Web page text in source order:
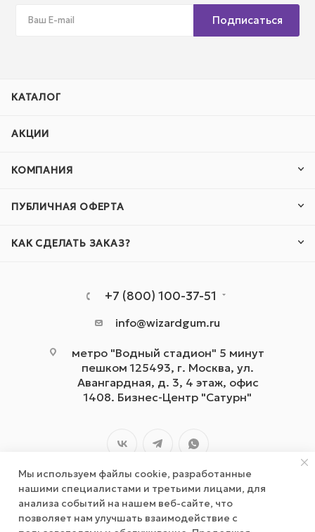
Подписаться
КАТАЛОГ
АКЦИИ
КОМПАНИЯ
ПУБЛИЧНАЯ ОФЕРТА
КАК СДЕЛАТЬ ЗАКАЗ?
+7 (800) 100-37-51
info@wizardgum.ru
метро "Водный стадион" 5 минут
пешком 125493, г. Москва, ул.
Авангардная, д. 3, 4 этаж, офис
1408. Бизнес-Центр "Сатурн"
2026 © wizardgum.ru, 2021
Мы используем файлы cookie, разработанные
нашими специалистами и третьими лицами, для
анализа событий на нашем веб-сайте, что
позволяет нам улучшать взаимодействие с